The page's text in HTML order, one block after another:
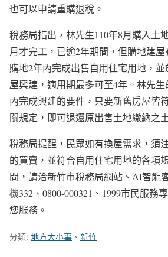
也可以申請重購退稅。
稅務局指出，林先生110年8月購入土
月才完工，已逾2年期間，但購地建
購地2年內完成出售自用住宅用地，
屋興建，適用期最多可至4年。林先
內完成興建的要件，只要新舊房屋皆
關規定，即可退還原出售土地繳納之
稅務局提醒，民眾如有換屋需求，須
的買賣，並符合自用住宅用地的各項
問，請洽新竹市稅務局網站、AI智能
機332、0800-000321、1999市民服務
您服務。
分類: 地方大小事 、 新竹